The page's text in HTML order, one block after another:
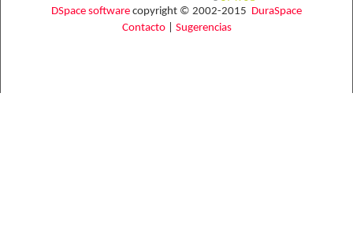
DSpace software copyright © 2002-2015 DuraSpace
Contacto| Sugerencias